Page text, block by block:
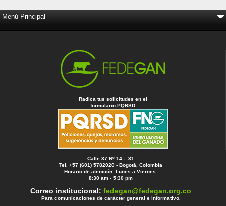
Radica tus solicitudes en el
formulario PQRSD
Calle 37 Nº 14 - 31
Tel. +57 (601) 5782020 - Bogotá, Colombia
Horario de atención: Lunes a Viernes
8:30 am - 5:30 pm
Correo institucional:fedegan@fedegan.org.co
Para comunicaciones de carácter general e informativo.